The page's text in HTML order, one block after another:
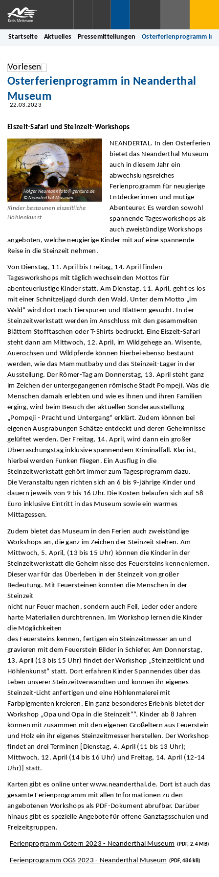
Startseite Aktuelles Pressemitteilungen Osterferienprogramm in
Vorlesen
Osterferienprogramm in Neanderthal
Museum
22.03.2023
Eiszeit-Safari und Steinzeit-Workshops
Holger Neumann foto@gentura.de
© Neanderthal Museum
Kinder bestaunen eiszeitliche
Höhlenkunst
NEANDERTAL. In den Osterferien
bietet das Neanderthal Museum
auch in diesem Jahr ein
abwechslungsreiches
Ferienprogramm für neugierige
Entdeckerinnen und mutige
Abenteurer. Es werden sowohl
spannende Tagesworkshops als
auch zweistündige Workshops
angeboten, welche neugierige Kinder mit auf eine spannende
Reise in die Steinzeit nehmen.
Von Dienstag, 11. April bis Freitag, 14. April finden
Tagesworkshops mit täglich wechselnden Mottos für
abenteuerlustige Kinder statt. Am Dienstag, 11. April, geht es los
mit einer Schnitzeljagd durch den Wald. Unter dem Motto „im
Wald“ wird dort nach Tierspuren und Blättern gesucht. In der
Steinzeitwerkstatt werden im Anschluss mit den gesammelten
Blättern Stofftaschen oder T-Shirts bedruckt. Eine Eiszeit-Safari
steht dann am Mittwoch, 12. April, im Wildgehege an. Wisente,
Auerochsen und Wildpferde können hierbei ebenso bestaunt
werden, wie das Mammutbaby und das Steinzeit-Lager in der
Ausstellung. Der Römer-Tag am Donnerstag, 13. April steht ganz
im Zeichen der untergegangenen römische Stadt Pompeji. Was die
Menschen damals erlebten und wie es ihnen und ihren Familien
erging, wird beim Besuch der aktuellen Sonderausstellung
„Pompeji - Pracht und Untergang“ erklärt. Zudem können bei
eigenen Ausgrabungen Schätze entdeckt und deren Geheimnisse
gelüftet werden. Der Freitag, 14. April, wird dann ein großer
Überraschungstag inklusive spannendem Kriminalfall. Klar ist,
hierbei werden Funken fliegen. Ein Ausflug in die
Steinzeitwerkstatt gehört immer zum Tagesprogramm dazu.
Die Veranstaltungen richten sich an 6 bis 9-jährige Kinder und
dauern jeweils von 9 bis 16 Uhr. Die Kosten belaufen sich auf 58
Euro inklusive Eintritt in das Museum sowie ein warmes
Mittagessen.
Zudem bietet das Museum in den Ferien auch zweistündige
Workshops an, die ganz im Zeichen der Steinzeit stehen. Am
Mittwoch, 5. April, (13 bis 15 Uhr) können die Kinder in der
Steinzeitwerkstatt die Geheimnisse des Feuersteins kennenlernen.
Dieser war für das Überleben in der Steinzeit von großer
Bedeutung. Mit Feuersteinen konnten die Menschen in der
Steinzeit
nicht nur Feuer machen, sondern auch Fell, Leder oder andere
harte Materialien durchtrennen. Im Workshop lernen die Kinder
die Möglichkeiten
des Feuersteins kennen, fertigen ein Steinzeitmesser an und
gravieren mit dem Feuerstein Bilder in Schiefer. Am Donnerstag,
13. April (13 bis 15 Uhr) findet der Workshop „Steinzeitlicht und
Höhlenkunst“ statt. Dort erfahren Kinder Spannendes über das
Leben unserer Steinzeitverwandten und können ihr eigenes
Steinzeit-Licht anfertigen und eine Höhlenmalerei mit
Farbpigmenten kreieren. Ein ganz besonderes Erlebnis bietet der
Workshop „Opa und Opa in die Steinzeit““. Kinder ab 8 Jahren
können mit zusammen mit den eigenen Großeltern aus Feuerstein
und Holz ein ihr eigenes Steinzeitmesser herstellen. Der Workshop
findet an drei Terminen [Dienstag, 4. April (11 bis 13 Uhr);
Mittwoch, 12. April (14 bis 16 Uhr) und Freitag, 14. April (12-14
Uhr)] statt.
Karten gibt es online unter www.neanderthal.de. Dort ist auch das
gesamte Ferienprogramm mit allen Informationen zu den
angebotenen Workshops als PDF-Dokument abrufbar. Darüber
hinaus gibt es spezielle Angebote für offene Ganztagsschulen und
Freizeitgruppen.
Ferienprogramm Ostern 2023 - Neanderthal Museum (PDF, 2.4 MB)
Ferienprogramm OGS 2023 - Neanderthal Museum (PDF, 486 kB)